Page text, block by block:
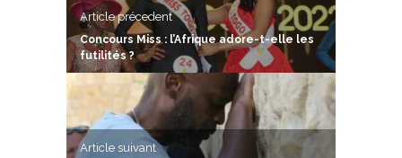
Article précedent
Concours Miss : l’Afrique adore-t-elle les
futilités ?
Article suivant